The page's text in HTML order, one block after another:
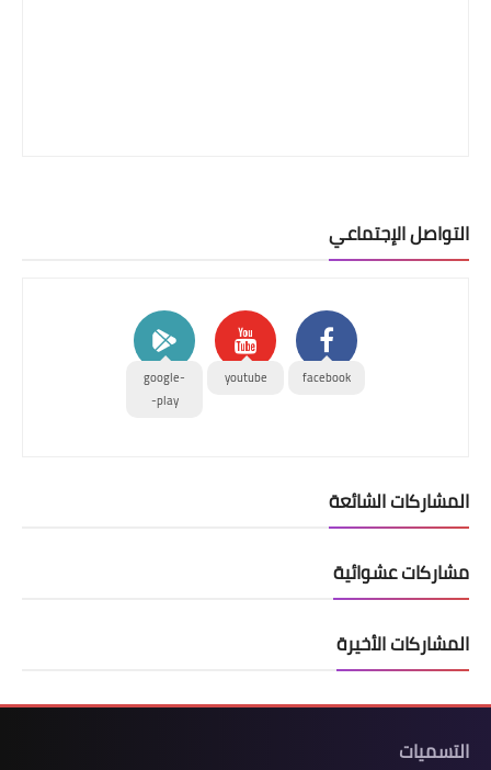
التواصل الإجتماعي
facebook
youtube
google-
play-
المشاركات الشائعة
مشاركات عشوائية
المشاركات الأخيرة
التسميات